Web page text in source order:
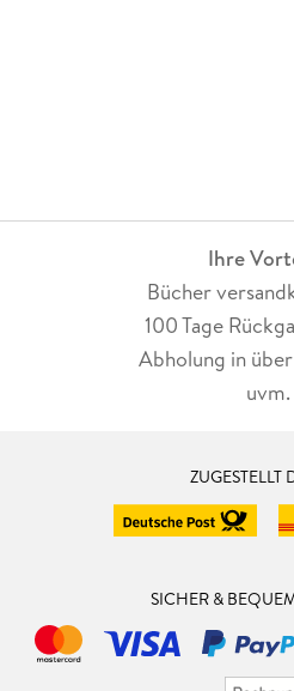
Ihre
Bücher
100 Tage
Abholung in
uvm.
ZUGESTELLT
SICHER &